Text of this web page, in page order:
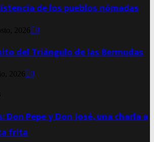
de los pueblos nómadas
2026 0
del Triángulo de las Bermudas
2026 0
Don Pepe y Don José, una charla a
frita